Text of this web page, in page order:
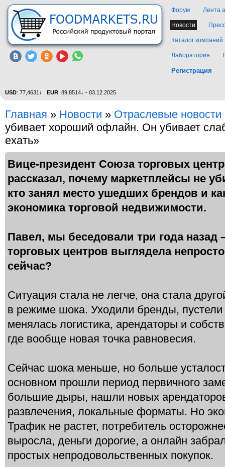
Форум Лента
Новости
Каталог компаний
Лаборатория
Регистрация
USD: 77,4631↓ EUR: 89,8514↓ - 03.12.2025
Главная » Новости » Отраслевые новости
убивает хороший офлайн. Он убивает
ехать»
Вице-президент Союза торговых
рассказал, почему маркетплейсы не
кто занял место ушедших брендов и
экономика торговой недвижимости.
Павел, мы беседовали три года назад
торговых центров выглядела
сейчас?
Ситуация стала не легче, она стала
в режиме шока. Уходили бренды,
менялась логистика, арендаторы и
где вообще новая точка равновесия.
Сейчас шока меньше, но больше
основном прошли период первичного
большие дыры, нашли новых
развлечения, локальные форматы. Но
Трафик не растет, потребитель
выросла, деньги дорогие, а онлайн
простых непродовольственных покупок.